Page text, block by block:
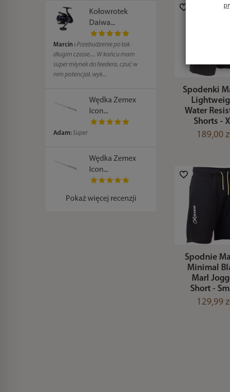
Spodenki
Water
Shorts -
189,00
Spodnie
Minimal
Marl
Short -
129,99
Kołowrotek
Daiwa...
Marcin :Przebudzenie po tak
długim czasie.... W końcu mam
super młynek do feedera, czuć w
nim potencjał, wyk...
Wędka Zemex
Icon...
Adam:Super
Wędka Zemex
Icon...
Pokaż więcej recenzji